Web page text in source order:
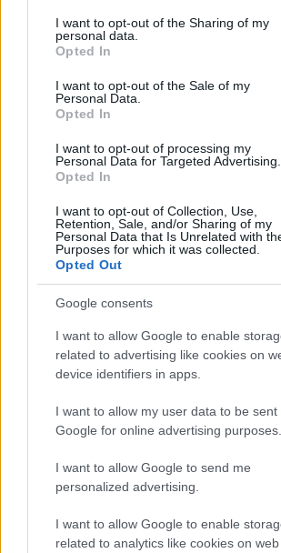
not limited to your visit or usage behaviour.
grant or deny consent to Google and its
use your data for below specified purposes
consent section.
I want to opt-out of the Sharing of my
personal data.
Opted In
I want to opt-out of the Sale of my
Personal Data.
Opted In
I want to opt-out of processing my
Personal Data for Targeted Advertising.
Opted In
I want to opt-out of Collection, Use,
Retention, Sale, and/or Sharing of my
Personal Data that Is Unrelated with
Purposes for which it was collected.
Opted Out
Google consents
I want to allow Google to enable
related to advertising like cookies on
device identifiers in apps.
I want to allow my user data to be sent
Google for online advertising purposes.
I want to allow Google to send me
personalized advertising.
I want to allow Google to enable
related to analytics like cookies on
felfedezhetjük, ők azŰrdöngölők
számaiban is közreműködtek.
eddigi öt Rutkai Bori Banda-album
fog játszani dalokat, sőt még egy új
kaphatók.